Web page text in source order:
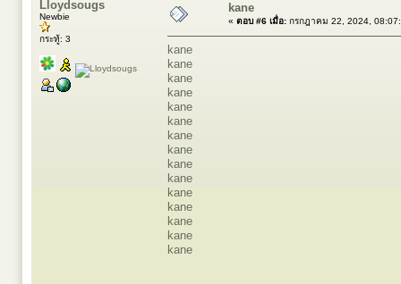
Lloydsougs
Newbie
กระทู้: 3
kane
« ตอบ #6 เมื่อ: กรกฎาคม 22, 2024,
kane
kane
kane
kane
kane
kane
kane
kane
kane
kane
kane
kane
kane
kane
kane